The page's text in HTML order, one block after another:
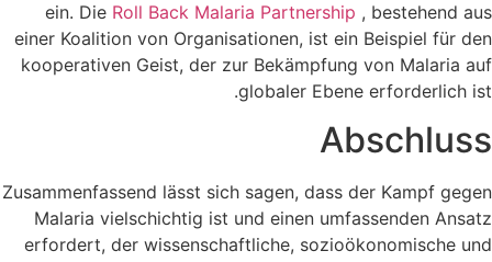
ein. Die Roll Back Malaria Partnership , bestehend aus
einer Koalition von Organisationen, ist ein Beispiel für den
kooperativen Geist, der zur Bekämpfung von Malaria auf
globaler Ebene erforderlich ist.
Abschluss
Zusammenfassend lässt sich sagen, dass der Kampf gegen
Malaria vielschichtig ist und einen umfassenden Ansatz
erfordert, der wissenschaftliche, sozioökonomische und